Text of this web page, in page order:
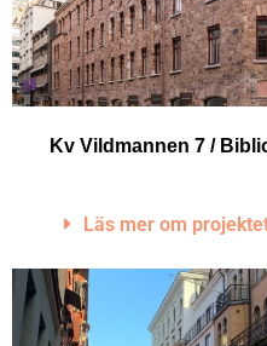
Kv Vildmannen 7 /
Läs mer om